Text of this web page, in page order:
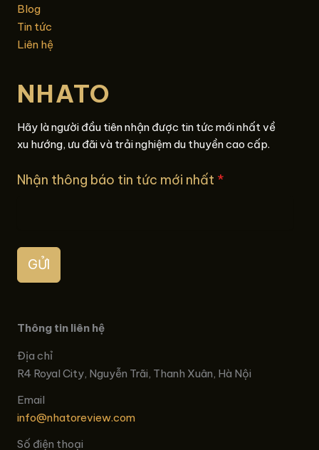
Blog
Tin tức
Liên hệ
NHATO
Hãy là người đầu tiên nhận được tin tức mới nhất về
xu hướng, ưu đãi và trải nghiệm du thuyền cao cấp.
Nhận thông báo tin tức mới nhất *
GỬI
Thông tin liên hệ
Địa chỉ
R4 Royal City, Nguyễn Trãi, Thanh Xuân, Hà Nội
Email
info@nhatoreview.com
Số điện thoại